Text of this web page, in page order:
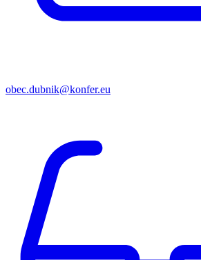
obec.dubnik@konfer.eu